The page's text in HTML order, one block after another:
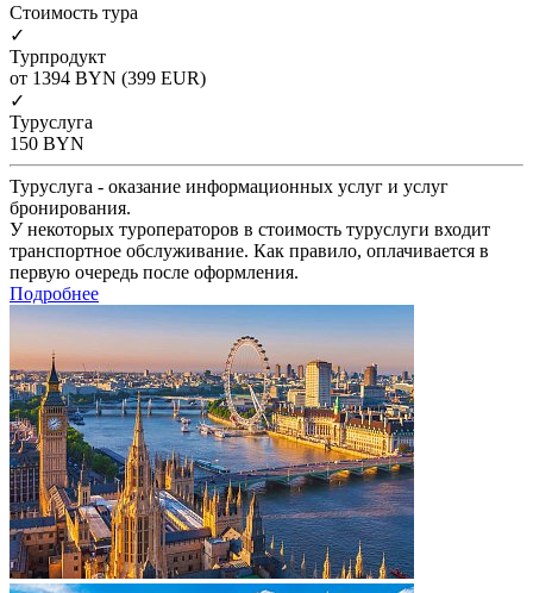
Cтоимость тура
✓
Турпродукт
от 1394 BYN (399 EUR)
✓
Туруслуга
150 BYN
Туруслуга - оказание информационных услуг и услуг
бронирования.
У некоторых туроператоров в стоимость туруслуги входит
транспортное обслуживание. Как правило, оплачивается в
первую очередь после оформления.
Подробнее